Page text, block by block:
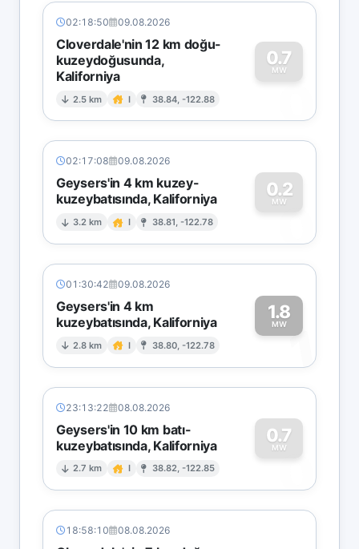
02:18:50 09.08.2026
Cloverdale'nin 12 km doğu-
kuzeydoğusunda,
Kaliforniya
2.5 km I 38.84, -122.88
0.7
MW
0
02:17:08 09.08.2026
Geysers'in 4 km kuzey-
kuzeybatısında, Kaliforniya
3.2 km I 38.81, -122.78
0.2
MW
0
01:30:42 09.08.2026
Geysers'in 4 km
kuzeybatısında, Kaliforniya
2.8 km I 38.80, -122.78
1.8
MW1
23:13:22 08.08.2026
Geysers'in 10 km batı-
kuzeybatısında, Kaliforniya
2.7 km I 38.82, -122.85
0.7
MW
0
18:58:10 08.08.2026